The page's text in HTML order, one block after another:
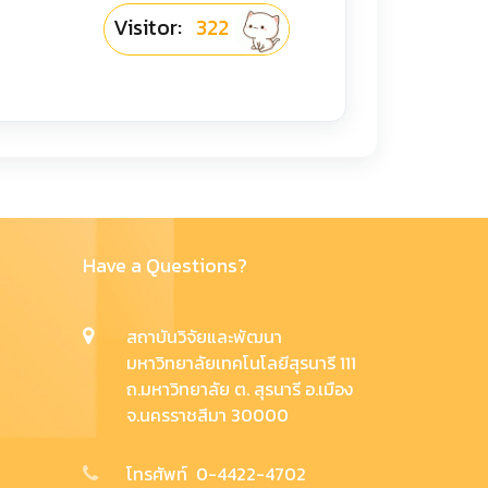
Visitor: 322
Have a Questions?
สถาบันวิจัยและพัฒนา
มหาวิทยาลัยเทคโนโลยีสุรนารี 111
ถ.มหาวิทยาลัย ต. สุรนารี อ.เมือง
จ.นครราชสีมา 30000
โทรศัพท์ 0-4422-4702